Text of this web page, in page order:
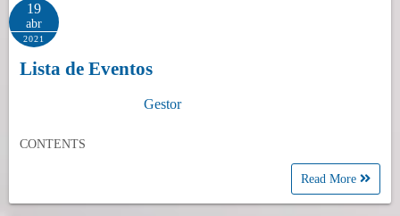
19
abr
2021
Lista de Eventos
Gestor
CONTENTS
Read More